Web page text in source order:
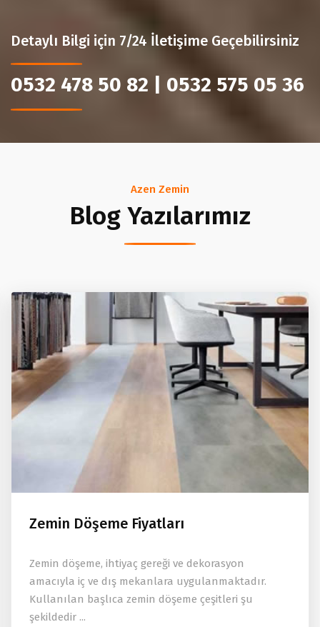
Detaylı Bilgi için 7/24 İletişime Geçebilirsiniz
0532 478 50 82 | 0532 575 05 36
Azen Zemin
Blog Yazılarımız
Zemin Döşeme Fiyatları
Zemin döşeme, ihtiyaç gereği ve dekorasyon
amacıyla iç ve dış mekanlara uygulanmaktadır.
Kullanılan başlıca zemin döşeme çeşitleri şu
şekildedir ...